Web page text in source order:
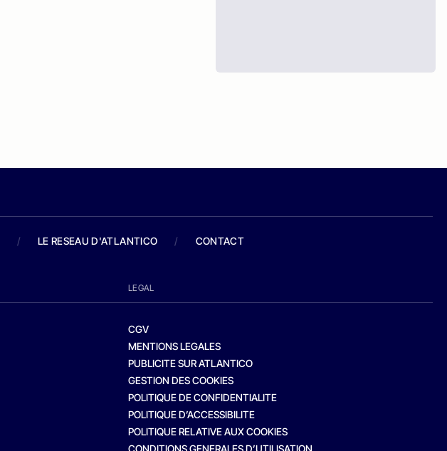
/ LE RESEAU D'ATLANTICO / CONTACT
LEGAL
CGV
MENTIONS LEGALES
PUBLICITE SUR ATLANTICO
GESTION DES COOKIES
POLITIQUE DE CONFIDENTIALITE
POLITIQUE D’ACCESSIBILITE
POLITIQUE RELATIVE AUX COOKIES
CONDITIONS GENERALES D’UTILISATION